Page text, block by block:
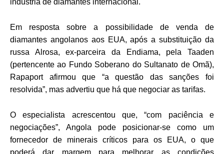
indústria de diamantes internacional.
Em resposta sobre a possibilidade de venda de
diamantes angolanos aos EUA, após a substituição da
russa Alrosa, ex-parceira da Endiama, pela Taaden
(pertencente ao Fundo Soberano do Sultanato de Omã),
Rapaport afirmou que “a questão das sanções foi
resolvida”, mas advertiu que há que negociar as tarifas.
O especialista acrescentou que, “com paciência e
negociações”, Angola pode posicionar-se como um
fornecedor de minerais críticos para os EUA, o que
poderá dar margem para melhorar as condições